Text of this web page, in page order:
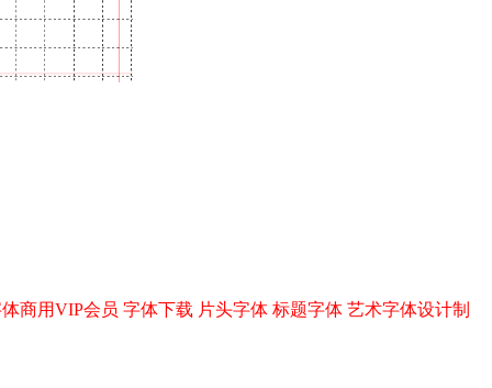
商用VIP会员 字体下载 片头字体 标题字体 艺术字体设计制